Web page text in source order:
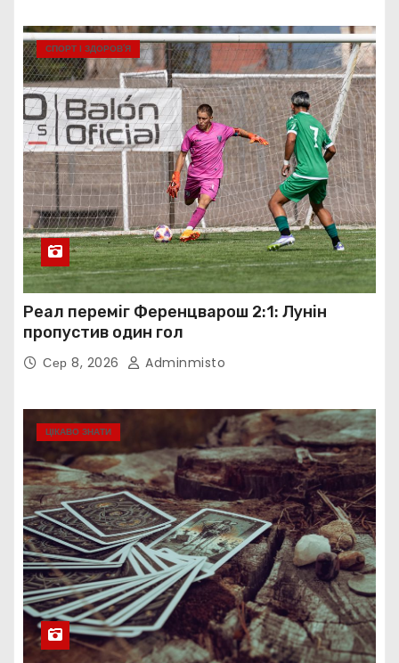
СПОРТ І ЗДОРОВ’Я
Реал переміг Ференцварош 2:1: Лунін
пропустив один гол
Сер 8, 2026 Adminmisto
ЦІКАВО ЗНАТИ